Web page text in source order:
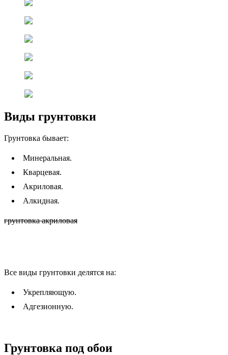
Виды грунтовки
Грунтовка бывает:
Минеральная.
Кварцевая.
Акриловая.
Алкидная.
грунтовка акриловая
Все виды грунтовки делятся на:
Укрепляющую.
Адгезионную.
Грунтовка под обои